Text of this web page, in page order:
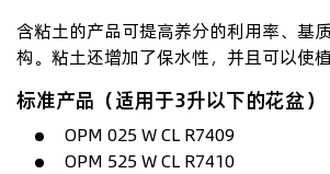
含粘土的产品可提高养分的利用率、基
构。粘土还增加了保水性，并且可以使
标准产品（适用于3升以下的花盆）
OPM 025 W CL R7409
OPM 525 W CL R7410